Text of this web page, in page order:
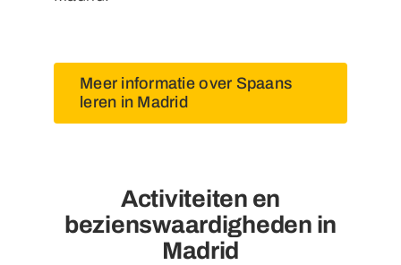
Meer informatie over Spaans
leren in Madrid
Activiteiten en
bezienswaardigheden in
Madrid